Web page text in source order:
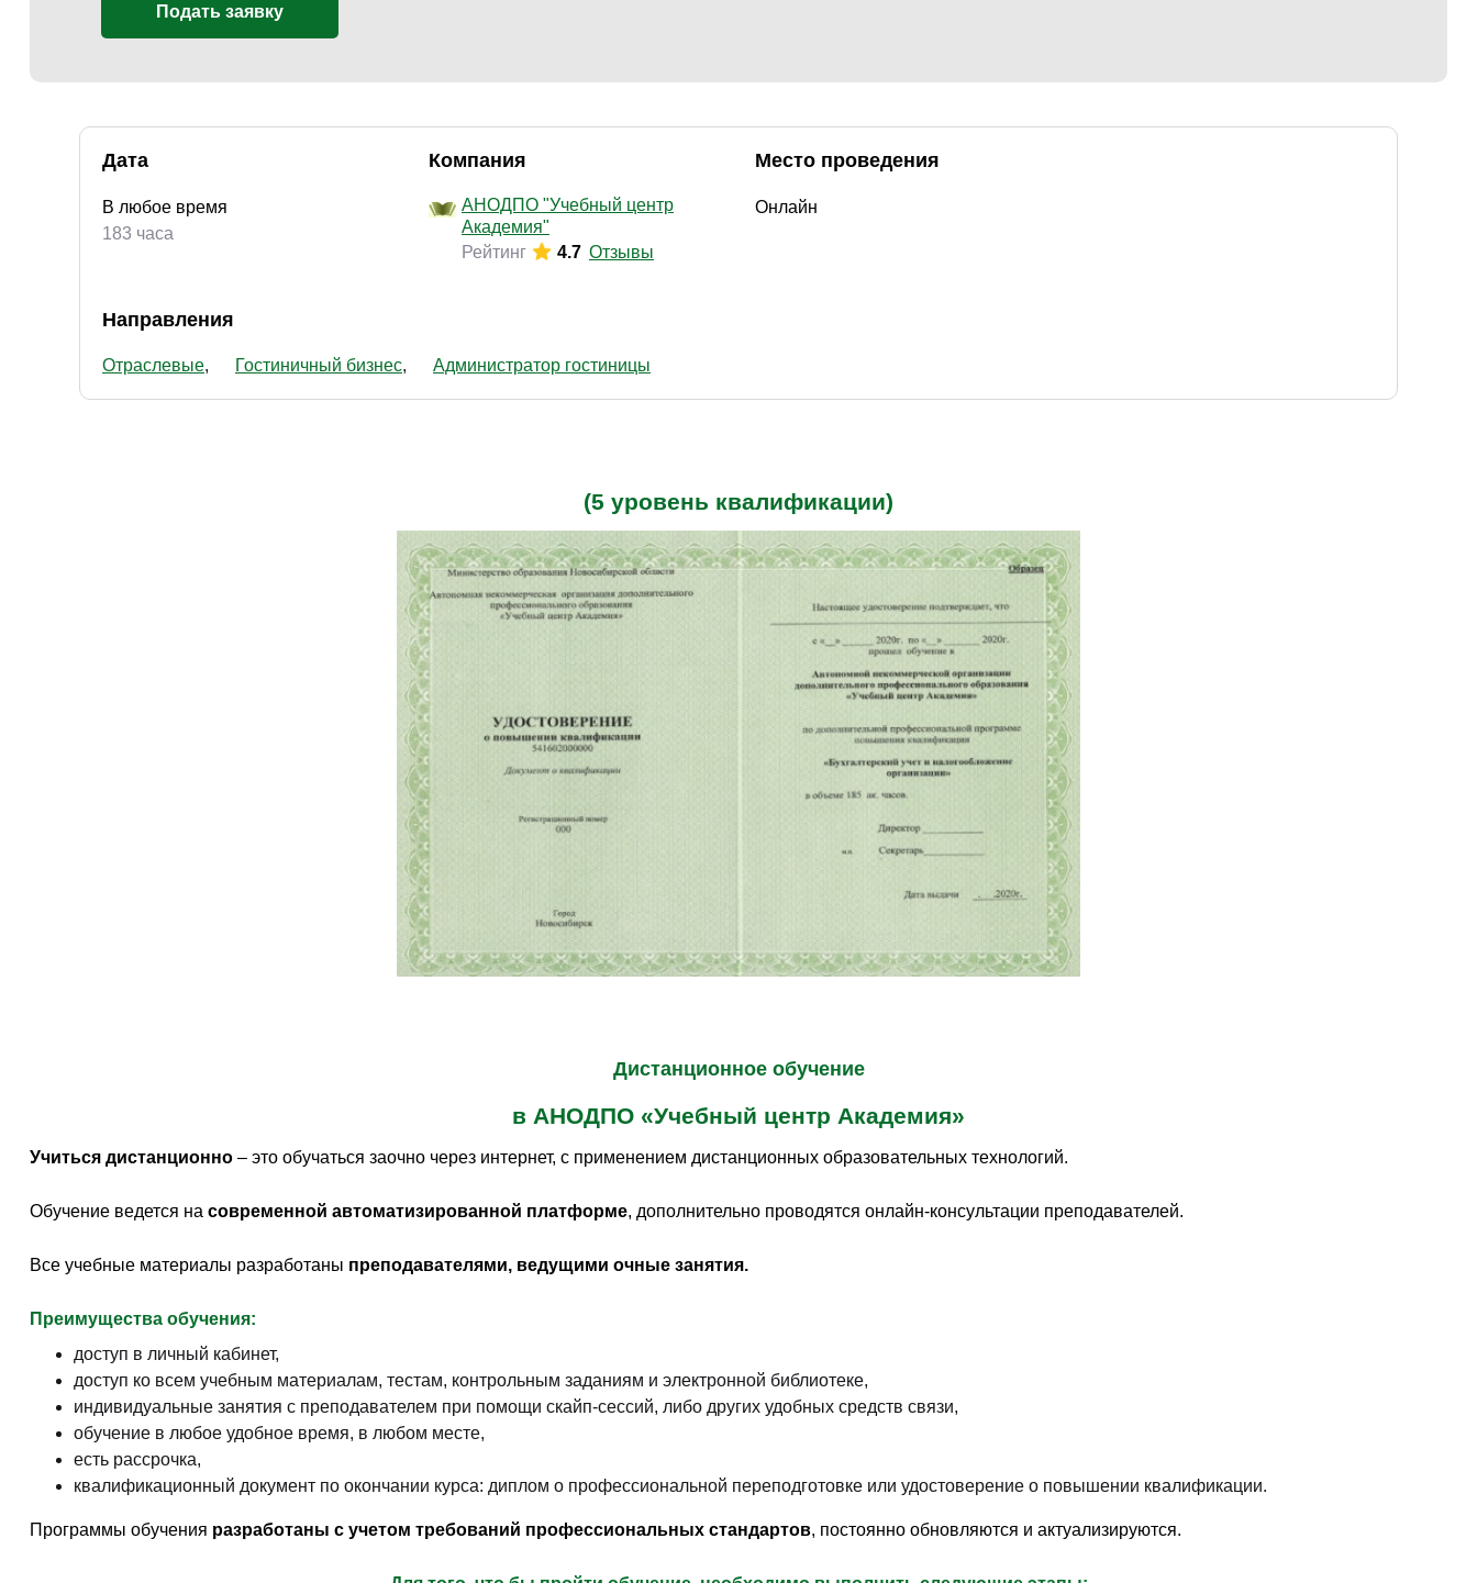
ВЭД / таможня (16)
Безопасность
Тренинги для тренеров
Подать заявку
Дата
В любое время
183 часа
Компания
АНОДПО "Учебный центр
Академия"
Рейтинг
4.7 Отзывы
Место проведения
Онлайн
Направления
Отраслевые Гостиничный бизнес Администратор гостиницы
(5 уровень квалификации)
Дистанционное обучение
в АНОДПО «Учебный центр Академия»
Учиться дистанционно – это обучаться заочно через интернет, с применением дистанционных образовательных технологий.
Обучение ведется на современной автоматизированной платформе, дополнительно проводятся онлайн-консультации преподавателей.
Все учебные материалы разработаны преподавателями, ведущими очные занятия.
Преимущества обучения:
доступ в личный кабинет,
доступ ко всем учебным материалам, тестам, контрольным заданиям и электронной библиотеке,
индивидуальные занятия с преподавателем при помощи скайп-сессий, либо других удобных средств связи,
обучение в любое удобное время, в любом месте,
есть рассрочка,
квалификационный документ по окончании курса: диплом о профессиональной переподготовке или удостоверение о повышении квалификации.
Программы обучения разработаны с учетом требований профессиональных стандартов, постоянно обновляются и актуализируются.